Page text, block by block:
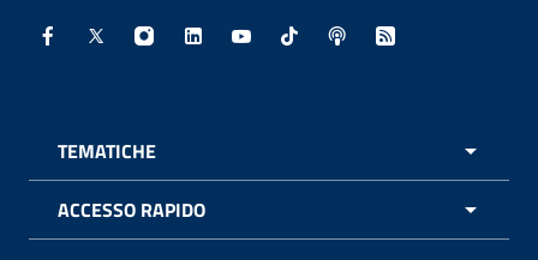
Facebook - Sito esterno - Apertura in nuova finestra
X - Sito esterno - Apertura in nuova finestra
Instagram - Sito esterno - Apertura in
Linkedin - Sito esterno - Apertura in
Youtube - Sito esterno -
TikTok - Sito esterno -
Spreaker - Sito
Feed RSS -
TEMATICHE
ACCESSO RAPIDO